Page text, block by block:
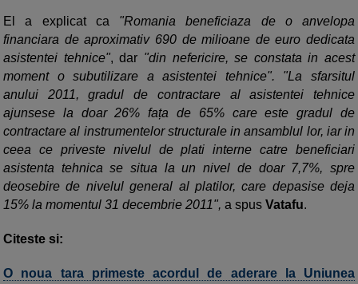
El a explicat ca "Romania beneficiaza de o anvelopa
financiara de aproximativ 690 de milioane de euro dedicata
asistentei tehnice", dar "din nefericire, se constata in acest
moment o subutilizare a asistentei tehnice". "La sfarsitul
anului 2011, gradul de contractare al asistentei tehnice
ajunsese la doar 26% fața de 65% care este gradul de
contractare al instrumentelor structurale in ansamblul lor, iar in
ceea ce priveste nivelul de plati interne catre beneficiari
asistenta tehnica se situa la un nivel de doar 7,7%, spre
deosebire de nivelul general al platilor, care depasise deja
15% la momentul 31 decembrie 2011", a spus Vatafu.
Citeste si:
O noua tara primeste acordul de aderare la Uniunea